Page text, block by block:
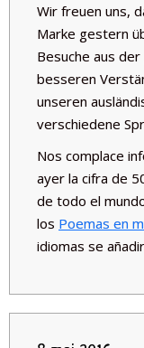
Wir freuen uns,
Marke gestern
Besuche aus
besseren
unseren
verschiedene
Nos complace
ayer la cifra de
de todo el
los Poemas en
idiomas se